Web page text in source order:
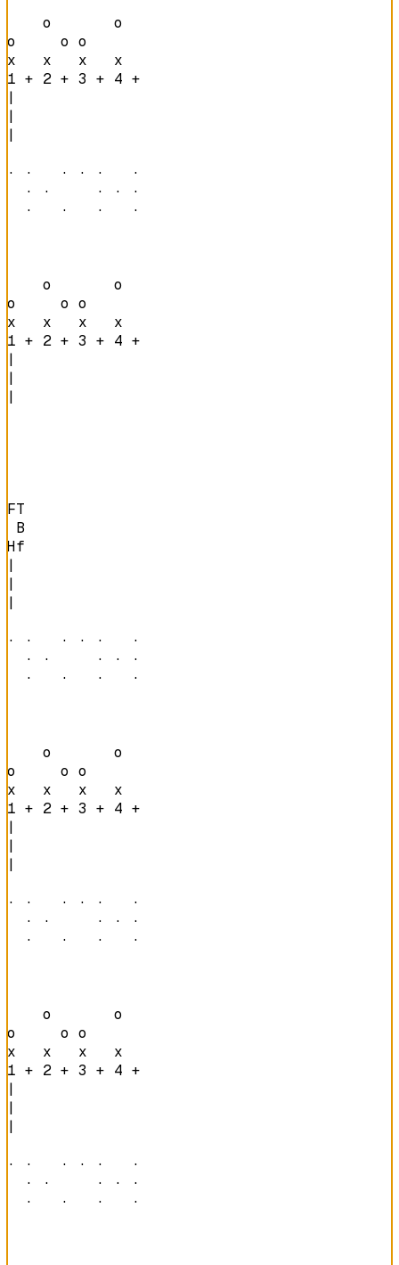
    o       o
o     o o
x   x   x   x
1 + 2 + 3 + 4 +
|
|
|
· ·   · · ·   ·
  · ·     · · ·
  ·   ·   ·   ·
    o       o
o     o o
x   x   x   x
1 + 2 + 3 + 4 +
|
|
|
FT
B
Hf
|
|
|
· ·   · · ·   ·
  · ·     · · ·
  ·   ·   ·   ·
    o       o
o     o o
x   x   x   x
1 + 2 + 3 + 4 +
|
|
|
· ·   · · ·   ·
  · ·     · · ·
  ·   ·   ·   ·
    o       o
o     o o
x   x   x   x
1 + 2 + 3 + 4 +
|
|
|
· ·   · · ·   ·
  · ·     · · ·
  ·   ·   ·   ·